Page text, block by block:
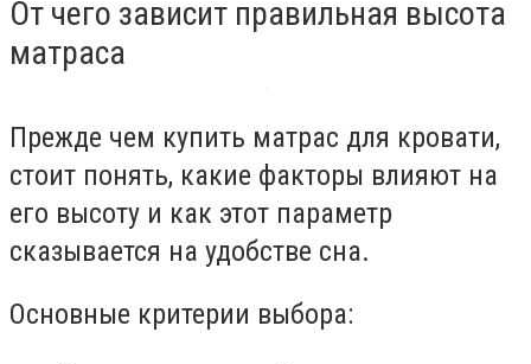
От чего зависит правильная высота
матраса
Прежде чем купить матрас для кровати,
стоит понять, какие факторы влияют на
его высоту и как этот параметр
сказывается на удобстве сна.
Основные критерии выбора: